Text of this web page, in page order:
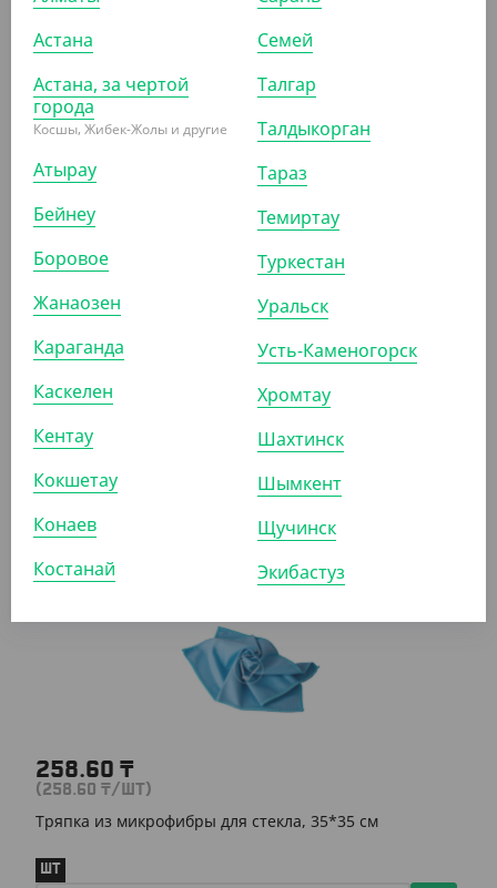
2 089.50
(417.90
Ветошь для пола, 140*125 см, плотность 150 гр
УП (5)
АРТ. 4300420
1 292.50
Ветошь для пола, ширина 70 см, 125 cм, 150 гр
258.60 ₸
(258.60 ₸/ШТ)
Тряпка из микрофибры для стекла, 35*35 см
ШТ
Астана
Астана, за чертой
города
Косшы, Жибек-Жолы и другие
Атырау
Бейнеу
Боровое
Жанаозен
Караганда
Каскелен
Кентау
Кокшетау
Конаев
Костанай
Семей
Талгар
Талдыкорган
Тараз
Темиртау
Туркестан
Уральск
Усть-Каменогорск
Хромтау
Шахтинск
Шымкент
Щучинск
Экибастуз